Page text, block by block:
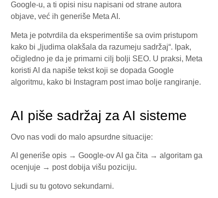
Google-u, a ti opisi nisu napisani od strane autora
objave, već ih generiše Meta AI.
Meta je potvrdila da eksperimentiše sa ovim pristupom
kako bi „ljudima olakšala da razumeju sadržaj“. Ipak,
očigledno je da je primarni cilj bolji SEO. U praksi, Meta
koristi AI da napiše tekst koji se dopada Google
algoritmu, kako bi Instagram post imao bolje rangiranje.
AI piše sadržaj za AI sisteme
Ovo nas vodi do malo apsurdne situacije:
AI generiše opis → Google-ov AI ga čita → algoritam ga
ocenjuje → post dobija višu poziciju.
Ljudi su tu gotovo sekundarni.